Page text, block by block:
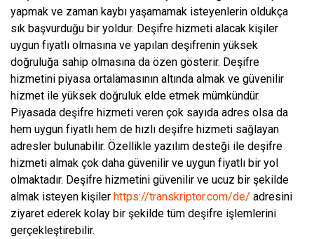
yapmak ve zaman kaybı yaşamamak isteyenlerin oldukça
sık başvurduğu bir yoldur. Deşifre hizmeti alacak kişiler
uygun fiyatlı olmasına ve yapılan deşifrenin yüksek
doğruluğa sahip olmasına da özen gösterir. Deşifre
hizmetini piyasa ortalamasının altında almak ve güvenilir
hizmet ile yüksek doğruluk elde etmek mümkündür.
Piyasada deşifre hizmeti veren çok sayıda adres olsa da
hem uygun fiyatlı hem de hızlı deşifre hizmeti sağlayan
adresler bulunabilir. Özellikle yazılım desteği ile deşifre
hizmeti almak çok daha güvenilir ve uygun fiyatlı bir yol
olmaktadır. Deşifre hizmetini güvenilir ve ucuz bir şekilde
almak isteyen kişiler https://transkriptor.com/de/ adresini
ziyaret ederek kolay bir şekilde tüm deşifre işlemlerini
gerçekleştirebilir.